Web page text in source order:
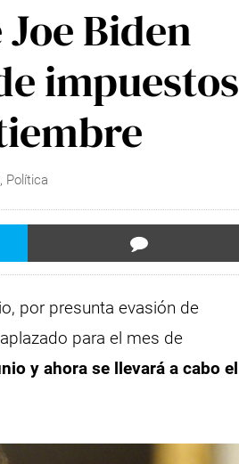
Biden
impuestos
, Política
por presunta evasión de
para el mes de
y ahora se llevará a cabo el